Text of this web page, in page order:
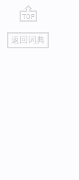
go
top
返回词典